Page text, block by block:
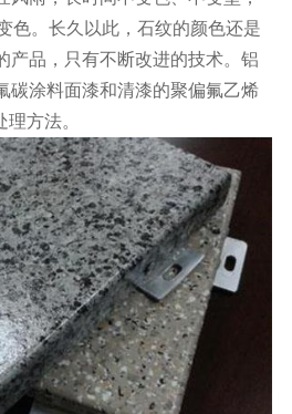
色。长久以此，石纹的颜色还是
产品，只有不断改进的技术。铝
碳涂料面漆和清漆的聚偏氟乙烯
方法。